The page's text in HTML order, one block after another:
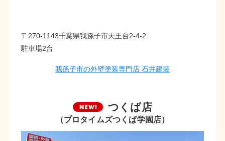
〒270-1143千葉県我孫子市天王台2-4-2
駐車場2台
我孫子市の外壁塗装専門店 石井建装
つくば店
（プロタイムズつくば学園店）